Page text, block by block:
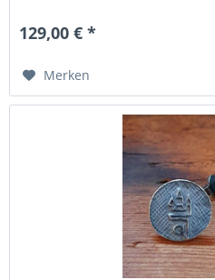
129,00 € *
Merken